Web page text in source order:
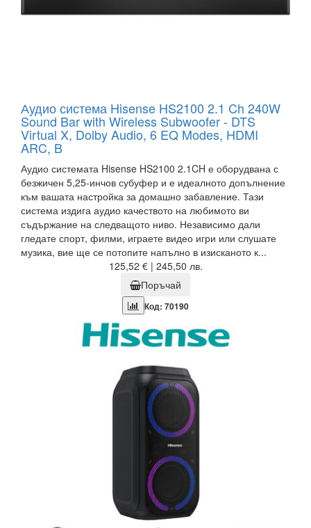
Аудио система Hisense HS2100 2.1 Ch 240W
Sound Bar with Wireless Subwoofer - DTS
Virtual X, Dolby Audio, 6 EQ Modes, HDMI
ARC, B
Аудио системата Hisense HS2100 2.1CH е оборудвана с
безжичен 5,25-инчов субуфер и е идеалното допълнение
към вашата настройка за домашно забавление. Тази
система издига аудио качеството на любимото ви
съдържание на следващото ниво. Независимо дали
гледате спорт, филми, играете видео игри или слушате
музика, вие ще се потопите напълно в изисканото к...
125,52 € | 245,50 лв.
Поръчай
Код: 70190